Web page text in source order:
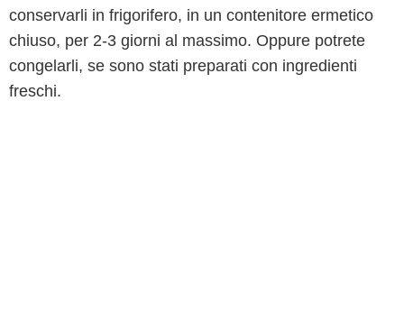
conservarli in frigorifero, in un contenitore ermetico
chiuso, per 2-3 giorni al massimo. Oppure potrete
congelarli, se sono stati preparati con ingredienti
freschi.